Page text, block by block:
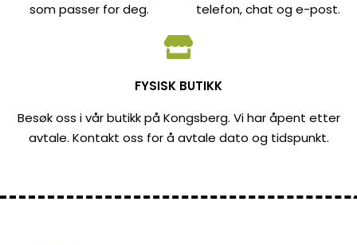
som passer for deg.
telefon, chat og e-post.
FYSISK BUTIKK
Besøk oss i vår butikk på Kongsberg. Vi har åpent etter
avtale. Kontakt oss for å avtale dato og tidspunkt.